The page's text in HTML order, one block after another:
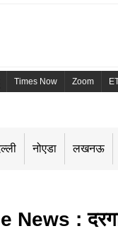
Times Now Zoom
नोएडा लखनऊ
News :